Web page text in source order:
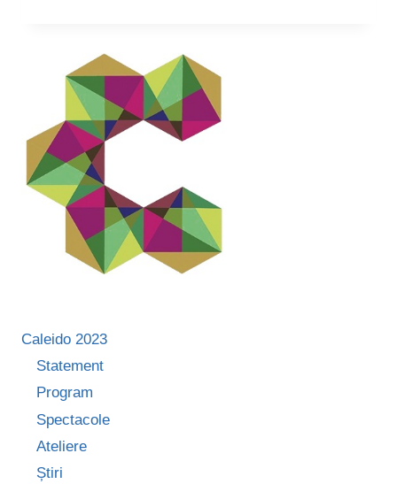
CĂ
ARTA
A
ABDICAT
DE
EI
POTENȚIALĂ
ÎN
FAVOAREA
UNEI
Caleido 2023
Statement
Program
Spectacole
Ateliere
Știri